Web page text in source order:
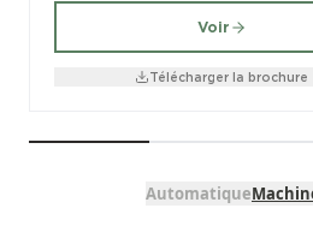
Voir
Télécharger la brochure
Automatique